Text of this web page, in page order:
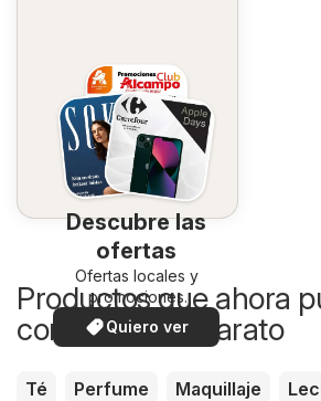
Descubre las
ofertas
Ofertas locales y
promociones
especiales.
Quiero ver
Productos que ahora
comprar más barato
Té Perfume Maquillaje